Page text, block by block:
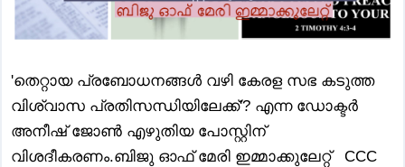
'തെറ്റായ പ്രബോധനങ്ങൾ വഴി കേരള സഭ കടുത്ത
വിശ്വാസ പ്രതിസന്ധിയിലേക്ക്'? എന്ന ഡോക്ടർ
അനീഷ് ജോൺ എഴുതിയ പോസ്റ്റിന്
വിശദീകരണം.ബിജു ഓഫ് മേരി ഇമ്മാക്കുലേറ്റ് CCC